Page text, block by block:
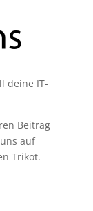
deine IT-
Beitrag
auf
Trikot.